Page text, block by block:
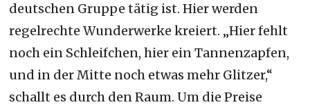
deutschen Gruppe tätig ist. Hier werden
regelrechte Wunderwerke kreiert. „Hier fehlt
noch ein Schleifchen, hier ein Tannenzapfen,
und in der Mitte noch etwas mehr Glitzer,“
schallt es durch den Raum. Um die Preise